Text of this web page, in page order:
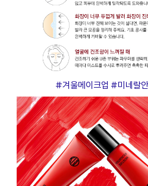
#겨울메이크업 #미네랄